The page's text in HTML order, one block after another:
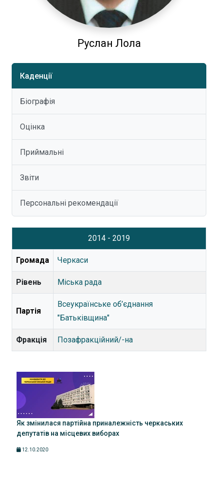
Руслан Лола
Каденції
Біографія
Оцінка
Приймальні
Звіти
Персональні рекомендації
2014 - 2019
Громада Черкаси
Рівень Міська рада
Партія
Всеукраїнське об’єднання
"Батьківщина"
Фракція Позафракційний/-на
Як змінилася партійна приналежність черкаських
депутатів на місцевих виборах
12.10.2020